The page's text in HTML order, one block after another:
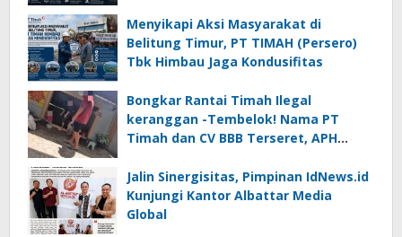
Menyikapi Aksi Masyarakat di
Belitung Timur, PT TIMAH (Persero)
Tbk Himbau Jaga Kondusifitas
Bongkar Rantai Timah Ilegal
keranggan -Tembelok! Nama PT
Timah dan CV BBB Terseret, APH
Jalin Sinergisitas, Pimpinan IdNews.id
Kunjungi Kantor Albattar Media
Global